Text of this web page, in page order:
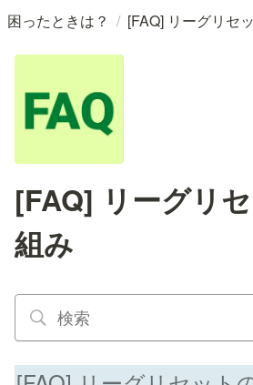
困ったときは？ / [FAQ] リーグリセ
[FAQ] リーグリ
組み